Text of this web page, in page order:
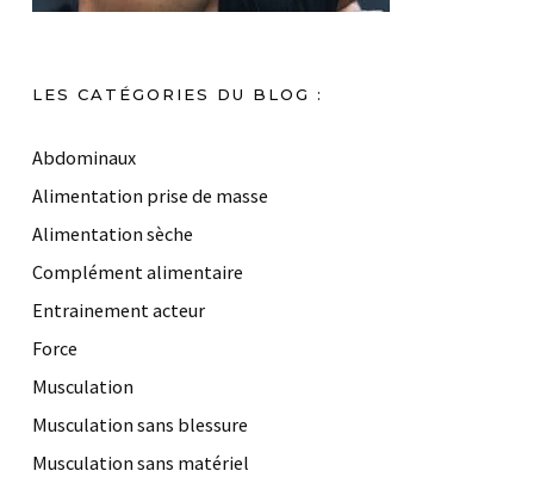
LES CATÉGORIES DU BLOG :
Abdominaux
Alimentation prise de masse
Alimentation sèche
Complément alimentaire
Entrainement acteur
Force
Musculation
Musculation sans blessure
Musculation sans matériel